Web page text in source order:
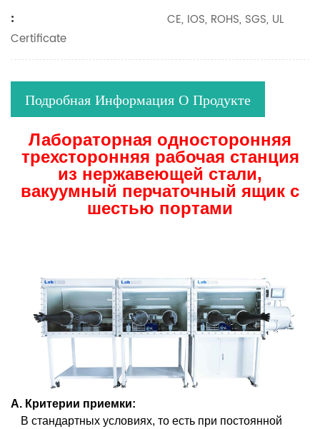
:
CE, IOS, ROHS, SGS, UL
Certificate
Подробная Информация О Продукте
Лабораторная односторонняя
трехсторонняя рабочая станция
из нержавеющей стали,
вакуумный перчаточный ящик с
шестью портами
А. Критерии приемки:
В стандартных условиях, то есть при постоянной